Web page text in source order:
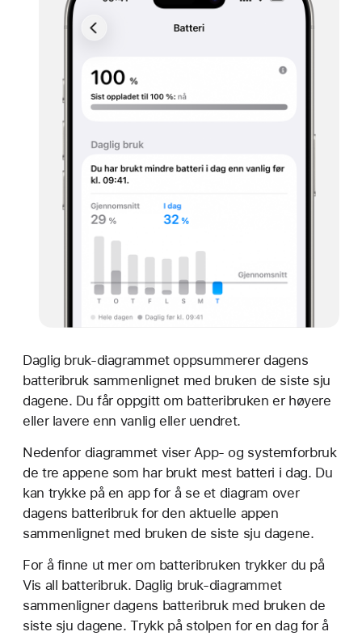
Daglig bruk-diagrammet oppsummerer dagens
batteribruk sammenlignet med bruken de siste sju
dagene. Du får oppgitt om batteribruken er høyere
eller lavere enn vanlig eller uendret.
Nedenfor diagrammet viser App- og systemforbruk
de tre appene som har brukt mest batteri i dag. Du
kan trykke på en app for å se et diagram over
dagens batteribruk for den aktuelle appen
sammenlignet med bruken de siste sju dagene.
For å finne ut mer om batteribruken trykker du på
Vis all batteribruk. Daglig bruk-diagrammet
sammenligner dagens batteribruk med bruken de
siste sju dagene. Trykk på stolpen for en dag for å